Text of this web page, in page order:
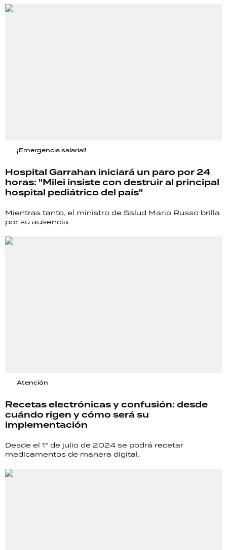
¡Emergencia salarial!
Hospital Garrahan iniciará un paro por 24
horas: "Milei insiste con destruir al principal
hospital pediátrico del país"
Mientras tanto, el ministro de Salud Mario Russo brilla
por su ausencia.
Atención
Recetas electrónicas y confusión: desde
cuándo rigen y cómo será su
implementación
Desde el 1° de julio de 2024 se podrá recetar
medicamentos de manera digital.